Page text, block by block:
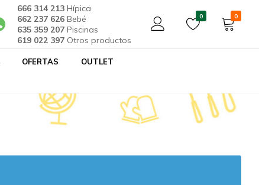
666 314 213 Hípica
662 237 626 Bebé
635 359 207 Piscinas
619 022 397 Otros productos
0 0
OFERTAS
OUTLET